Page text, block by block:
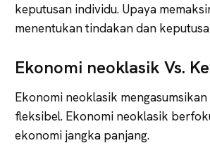
keputusan individu. Upaya
menentukan tindakan dan
Ekonomi neoklasik Vs.
Ekonomi neoklasik
fleksibel. Ekonomi neoklasik
ekonomi jangka panjang.